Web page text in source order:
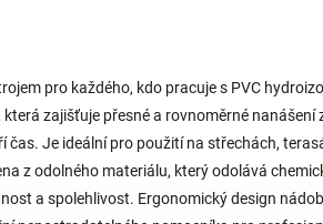
pro každého, kdo pracuje s PVC
zajišťuje přesné a rovnoměrné nanášení
čas. Je ideální pro použití na střechách,
z odolného materiálu, který odolává
a spolehlivost. Ergonomický design